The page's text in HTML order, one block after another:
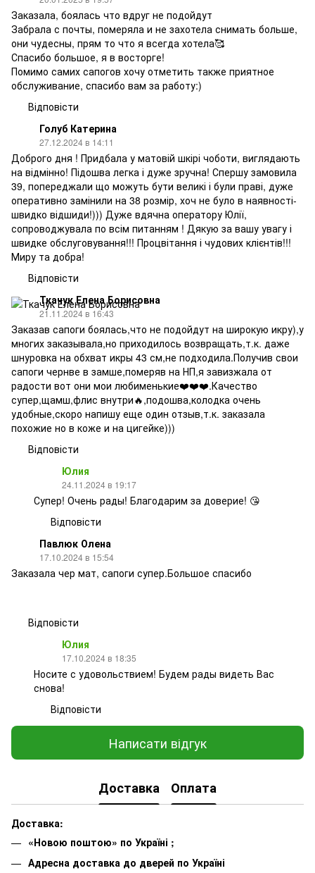
Заказала, боялась что вдруг не подойдут
Забрала с почты, померяла и не захотела снимать больше,
они чудесны, прям то что я всегда хотела🥰
Спасибо большое, я в восторге!
Помимо самих сапогов хочу отметить также приятное
обслуживание, спасибо вам за работу:)
Відповісти
Голуб Катерина
27.12.2024 в 14:11
Доброго дня ! Придбала у матовій шкірі чоботи, виглядають
на відмінно! Підошва легка і дуже зручна! Спершу замовила
39, попереджали що можуть бути великі і були праві, дуже
оперативно замінили на 38 розмір, хоч не було в наявності-
швидко відшиди!))) Дуже вдячна оператору Юлії,
сопроводжувала по всім питанням ! Дякую за вашу увагу і
швидке обслуговування!!! Процвітання і чудових клієнтів!!!
Миру та добра!
Відповісти
Ткачук Елена Борисовна
21.11.2024 в 16:43
Заказав сапоги боялась,что не подойдут на широкую икру),у
многих заказывала,но приходилось возвращать,т.к. даже
шнуровка на обхват икры 43 см,не подходила.Получив свои
сапоги чернве в замше,померяв на НП,я завизжала от
радости вот они мои любименькие❤️❤️❤️.Качество
супер,щамш,флис внутри🔥,подошва,колодка очень
удобные,скоро напишу еще один отзыв,т.к. заказала
похожие но в коже и на цигейке)))
Відповісти
Юлия
24.11.2024 в 19:17
Супер! Очень рады! Благодарим за доверие! 😘
Відповісти
Павлюк Олена
17.10.2024 в 15:54
Заказала чер мат, сапоги супер.Большое спасибо
Відповісти
Юлия
17.10.2024 в 18:35
Носите с удовольствием! Будем рады видеть Вас
снова!
Відповісти
Написати відгук
Доставка Оплата
Доставка:
«Новою поштою» по Україні ;
Адресна доставка до дверей по Україні